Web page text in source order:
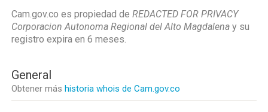
Cam.gov.co es propiedad de REDACTED FOR PRIVACY
Corporacion Autonoma Regional del Alto Magdalena y su
registro expira en 6 meses.
General
Obtener más historia whois de Cam.gov.co